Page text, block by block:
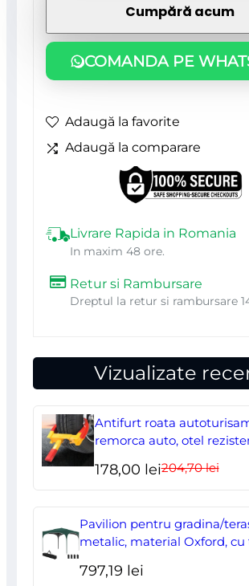
Livrare Rapida in Romania
In maxim 48 ore.
Retur si Rambursare
Dreptul la retur si rambursare
COMANDA PE
de
becuri,
LED,
240V,
IP44,
10
Cumpără acum
Adaugă la favorite
Adaugă la comparare
Vizualizate
Antifurt roata
remorca auto, otel
204,70lei
a
fost:
178,00 lei
este:
Pavilion pentru gradina/
metalic, material Oxford, cu
2.95×2.95×2.55 m
797,19 lei